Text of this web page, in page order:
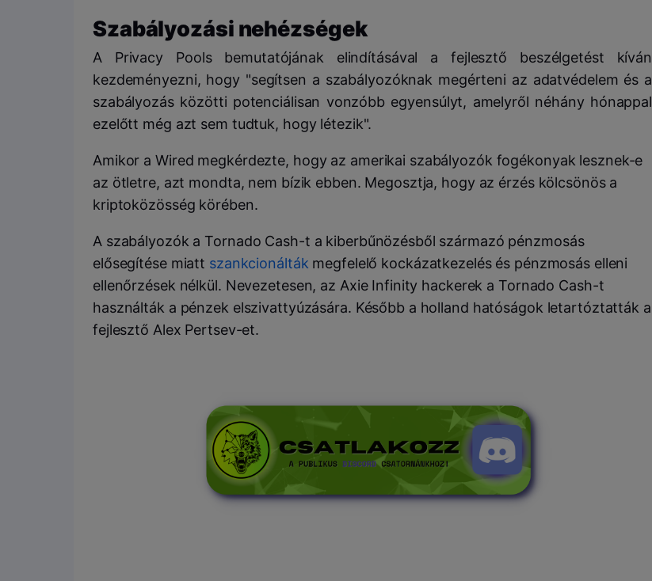
Szabályozási nehézségek
A Privacy Pools bemutatójának elindításával a fejlesztő beszélgetést kíván
kezdeményezni, hogy "segítsen a szabályozóknak megérteni az adatvédelem és a
szabályozás közötti potenciálisan vonzóbb egyensúlyt, amelyről néhány hónappal
ezelőtt még azt sem tudtuk, hogy létezik".
Amikor a Wired megkérdezte, hogy az amerikai szabályozók fogékonyak lesznek-e
az ötletre, azt mondta, nem bízik ebben. Megosztja, hogy az érzés kölcsönös a
kriptoközösség körében.
A szabályozók a Tornado Cash-t a kiberbűnözésből származó pénzmosás
elősegítése miatt szankcionálták megfelelő kockázatkezelés és pénzmosás elleni
ellenőrzések nélkül. Nevezetesen, az Axie Infinity hackerek a Tornado Cash-t
használták a pénzek elszivattyúzására. Később a holland hatóságok letartóztatták a
fejlesztő Alex Pertsev-et.